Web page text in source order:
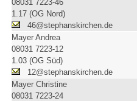
08031 7223-46
1.17 (OG Nord)
46@stephanskirchen.de
Mayer Andrea
08031 7223-12
1.03 (OG Süd)
12@stephanskirchen.de
Mayer Christine
08031 7223-24